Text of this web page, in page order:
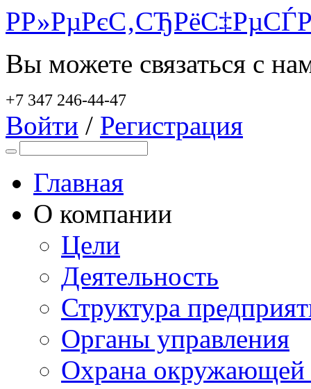
Вы можете связаться с
+7 347 246-44-47
Войти / Регистрация
Главная
О компании
Цели
Деятельность
Структура
Органы управления
Охрана окружающей